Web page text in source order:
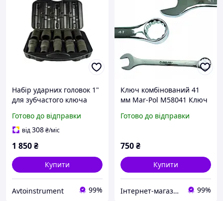
Набір ударних головок 1"
для зубчастого ключа
G10075
Готово до відправки
від308₴/міс
1 850₴
Купити
Avtoinstrument 99%
Ключ комбінований 41
мм Mar-Pol M58041 Ключ
із хромо-ванадієвої сталі
Готово до відправки
750₴
Купити
Інтернет-магазин "DomTehno" ЗАВЖДИ НИЗЬКІ ЦІНИ 99%